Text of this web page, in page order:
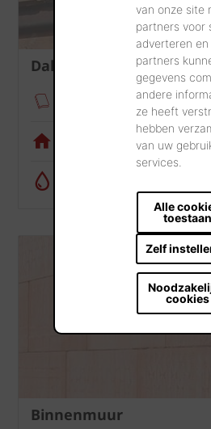
van onze site
partners voor
adverteren
partners
gegevens
andere
ze heeft
hebben
van uw
services.
Alle
toestaan
Zelf
cookies
Dak
Verankeringsmodule
Visualisatietool
Binnenmuur